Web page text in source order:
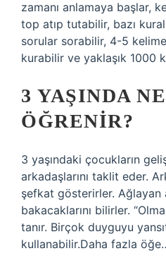
zamanı anlamaya başlar,
top atıp tutabilir, bazı
sorular sorabilir, 4-5
kurabilir ve yaklaşık 1000
3 YAŞINDA
ÖĞRENIR?
3 yaşındaki çocukların
arkadaşlarını taklit eder.
şefkat gösterirler. Ağlayan
bakacaklarını bilirler.
tanır. Birçok duyguyu
kullanabilir.Daha fazla